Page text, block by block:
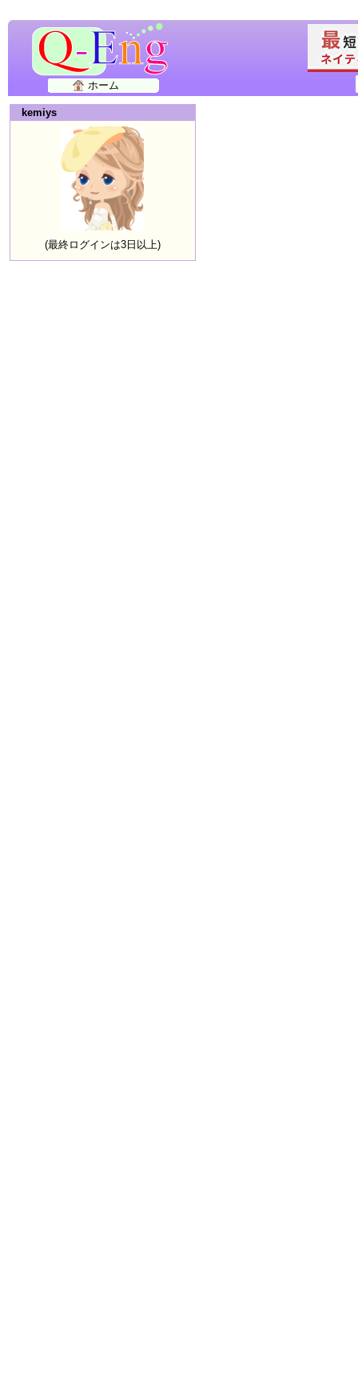
ホーム
kemiys
(最終ログインは3日以上)